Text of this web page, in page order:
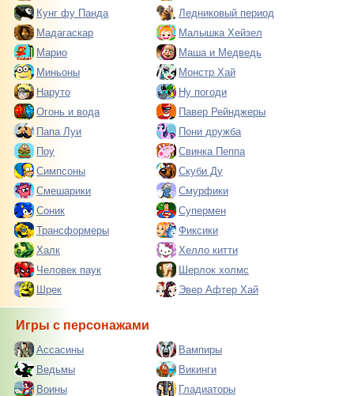
Кунг фу Панда
Ледниковый период
Мадагаскар
Малышка Хейзел
Марио
Маша и Медведь
Миньоны
Монстр Хай
Наруто
Ну погоди
Огонь и вода
Павер Рейнджеры
Папа Луи
Пони дружба
Поу
Свинка Пеппа
Симпсоны
Скуби Ду
Смешарики
Смурфики
Соник
Супермен
Трансформеры
Фиксики
Халк
Хелло китти
Человек паук
Шерлок холмс
Шрек
Эвер Афтер Хай
Игры с персонажами
Ассасины
Вампиры
Ведьмы
Викинги
Воины
Гладиаторы